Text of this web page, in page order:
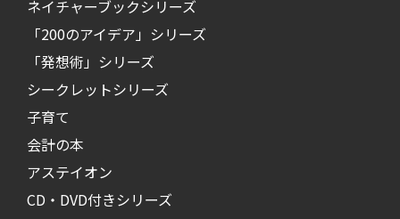
ネイチャーブックシリーズ
「200のアイデア」シリーズ
「発想術」シリーズ
シークレットシリーズ
子育て
会計の本
アステイオン
CD・DVD付きシリーズ